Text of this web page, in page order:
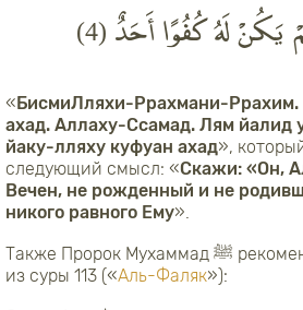
« БисмиЛляхи-Ррахмани-Ррахим.
ахад. Аллаху-Ссамад. Лям йалид
йаку-лляху куфуан ахад»,
следующий смысл: «Скажи: «Он,
Вечен, не рожденный и не
никого равного Ему».
Также Пророк Мухаммад ﷺ рекомендовал читать текст
из суры 113 («Аль-Фаляк»):